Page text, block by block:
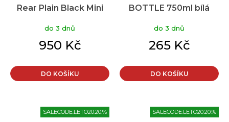
Rear Plain Black Mini
do 3 dnů
950 Kč
DO KOŠÍKU
BOTTLE 750ml bílá
do 3 dnů
265 Kč
DO KOŠÍKU
SALECODE:LETO20:20:% SALECODE:LETO20:20:%